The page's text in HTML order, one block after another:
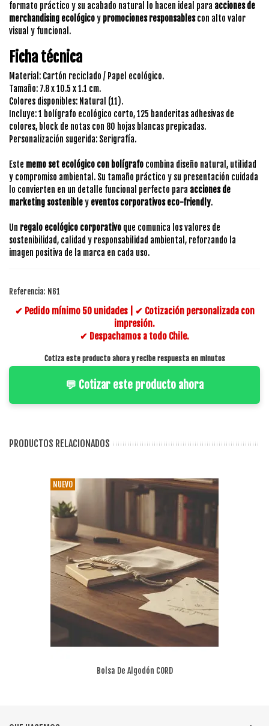
formato práctico y su acabado natural lo hacen ideal para acciones de
merchandising ecológicoy promociones responsablescon alto valor
visual y funcional.
Ficha técnica
Material: Cartón reciclado / Papel ecológico.
Tamaño: 7.8 x 10.5 x 1.1 cm.
Colores disponibles: Natural (11).
Incluye: 1 bolígrafo ecológico corto, 125 banderitas adhesivas de
colores, block de notas con 80 hojas blancas prepicadas.
Personalización sugerida: Serigrafía.
Este memo set ecológico con bolígrafo combina diseño natural, utilidad
y compromiso ambiental. Su tamaño práctico y su presentación cuidada
lo convierten en un detalle funcional perfecto para acciones de
marketing sostenibley eventos corporativos eco-friendly.
Un regalo ecológico corporativo que comunica los valores de
sostenibilidad, calidad y responsabilidad ambiental, reforzando la
imagen positiva de la marca en cada uso.
Referencia: N61
✔ Pedido mínimo 50 unidades | ✔ Cotización personalizada con
impresión.
✔ Despachamos a todo Chile.
Cotiza este producto ahora y recibe respuesta en minutos
💬 Cotizar este producto ahora
PRODUCTOS RELACIONADOS
NUEVO
Bolsa De Algodón CORD